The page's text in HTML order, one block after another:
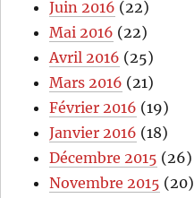
Juin 2016 (22)
Mai 2016 (22)
Avril 2016 (25)
Mars 2016 (21)
Février 2016 (19)
Janvier 2016 (18)
Décembre 2015 (26)
Novembre 2015 (20)